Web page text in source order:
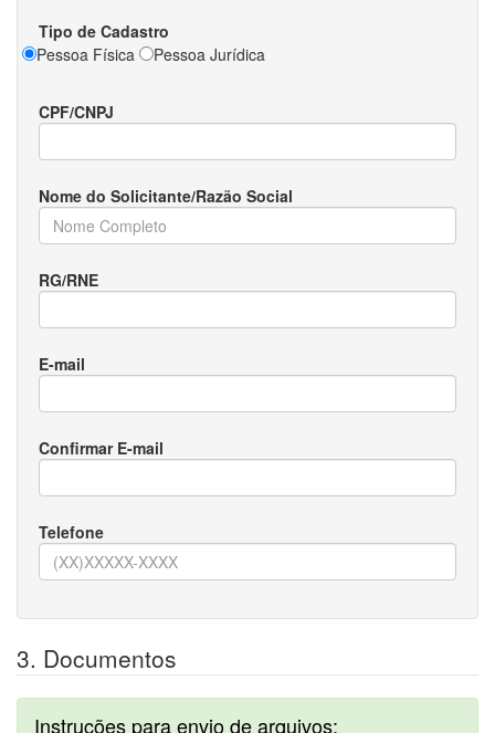
Tipo de Cadastro
Pessoa Física
Pessoa Jurídica
CPF/CNPJ
Nome do Solicitante/Razão Social
RG/RNE
E-mail
Confirmar E-mail
Telefone
3. Documentos
Instruções para envio de arquivos: